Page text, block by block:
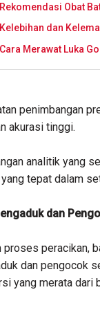
Rekomendasi Obat
Kelebihan dan
Cara Merawat Luka
penimbangan
akurasi tinggi.
analitik yang
tepat dalam
dan
proses peracikan,
dan pengocok
yang merata dari